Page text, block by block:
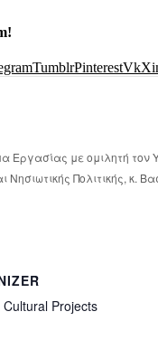
TumblrPinterestVk
Εργασίας με ομιλητή τον
Νησιωτικής Πολιτικής, κ.
Cultural Projects